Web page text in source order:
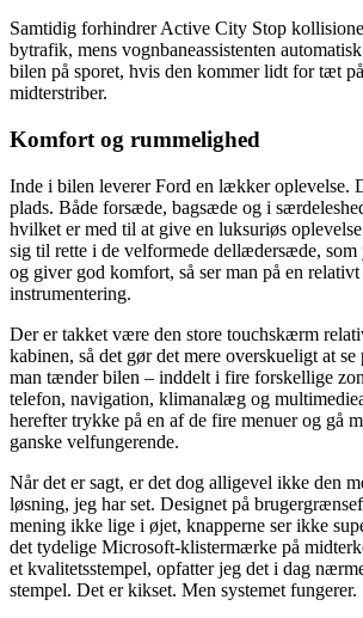
Samtidig forhindrer Active City Stop
bytrafik, mens vognbaneassistenten
bilen på sporet, hvis den kommer lidt for tæt
midterstriber.
Komfort og rummelighed
Inde i bilen leverer Ford en lækker oplevelse.
plads. Både forsæde, bagsæde og i
hvilket er med til at give en luksuriøs
sig til rette i de velformede dellædersæde,
og giver god komfort, så ser man på en
instrumentering.
Der er takket være den store touchskærm
kabinen, så det gør det mere overskueligt at
man tænder bilen – inddelt i fire forskellige
telefon, navigation, klimanalæg og
herefter trykke på en af de fire menuer og gå
ganske velfungerende.
Når det er sagt, er det dog alligevel ikke den
løsning, jeg har set. Designet på
mening ikke lige i øjet, knapperne ser ikke
det tydelige Microsoft-klistermærke på
et kvalitetsstempel, opfatter jeg det i dag
stempel. Det er kikset. Men systemet fungerer.